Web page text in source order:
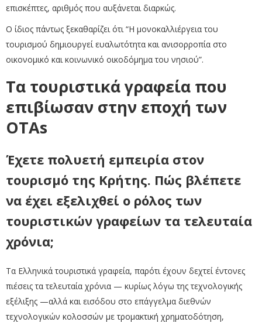
επισκέπτες, αριθμός που αυξάνεται διαρκώς.
Ο ίδιος πάντως ξεκαθαρίζει ότι “Η μονοκαλλιέργεια του
τουρισμού δημιουργεί ευαλωτότητα και ανισορροπία στο
οικονομικό και κοινωνικό οικοδόμημα του νησιού”.
Τα τουριστικά γραφεία που
επιβίωσαν στην εποχή των
OTAs
Έχετε πολυετή εμπειρία στον
τουρισμό της Κρήτης. Πώς βλέπετε
να έχει εξελιχθεί ο ρόλος των
τουριστικών γραφείων τα τελευταία
χρόνια;
Τα Ελληνικά τουριστικά γραφεία, παρότι έχουν δεχτεί έντονες
πιέσεις τα τελευταία χρόνια — κυρίως λόγω της τεχνολογικής
εξέλιξης —αλλά και εισόδου στο επάγγελμα διεθνών
τεχνολογικών κολοσσών με τρομακτική χρηματοδότηση,